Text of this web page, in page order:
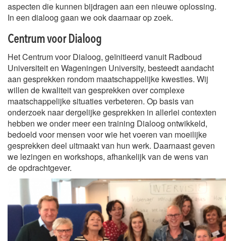
aspecten die kunnen bijdragen aan een nieuwe oplossing.
In een dialoog gaan we ook daarnaar op zoek.
Centrum voor Dialoog
Het Centrum voor Dialoog, geïnitieerd vanuit Radboud
Universiteit en Wageningen University, besteedt aandacht
aan gesprekken rondom maatschappelijke kwesties. Wij
willen de kwaliteit van gesprekken over complexe
maatschappelijke situaties verbeteren. Op basis van
onderzoek naar dergelijke gesprekken in allerlei contexten
hebben we onder meer een training Dialoog ontwikkeld,
bedoeld voor mensen voor wie het voeren van moeilijke
gesprekken deel uitmaakt van hun werk. Daarnaast geven
we lezingen en workshops, afhankelijk van de wens van
de opdrachtgever.